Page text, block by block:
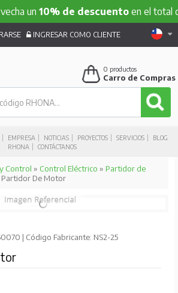
10% de descuentoen el total de tu
EMPRESA NOTICIAS PROYECTOS SERVICIOS
BLOG
RHONA
CONTÁCTANOS
INGRESAR COMO CLIENTE
0 productos
Carro de Compras
Control » Control Eléctrico » Partidor de
De Motor
| Código Fabricante: NS2-25